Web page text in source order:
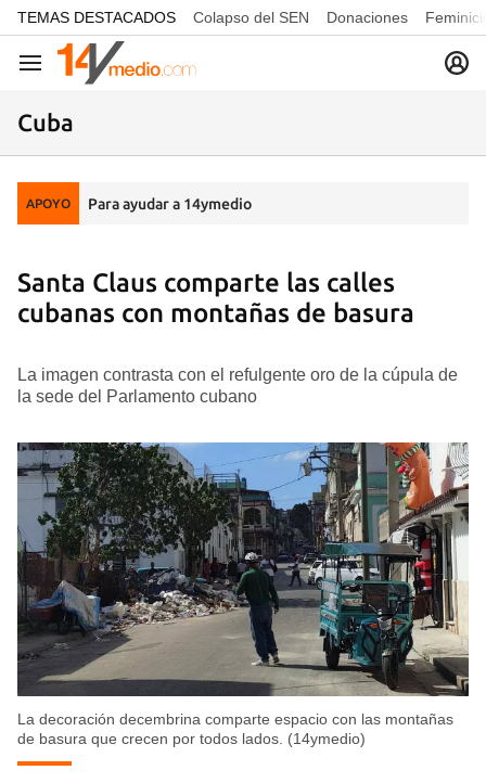
common.go-to-content
TEMAS DESTACADOS Colapso del SEN Donaciones
Navegación
Cuba
APOYO Para ayudar a 14ymedio
Santa Claus comparte las calles
cubanas con montañas de basura
La imagen contrasta con el refulgente oro de la cúpula de
la sede del Parlamento cubano
La decoración decembrina comparte espacio con las montañas
de basura que crecen por todos lados. (14ymedio)